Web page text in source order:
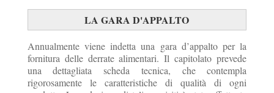
LA GARA D'APPALTO
Annualmente viene indetta una gara d’appalto per la
fornitura delle derrate alimentari. Il capitolato prevede
una dettagliata scheda tecnica, che contempla
rigorosamente le caratteristiche di qualità di ogni